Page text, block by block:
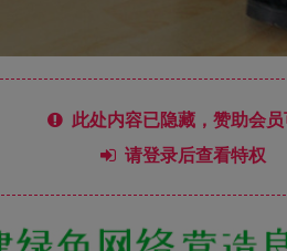
此处内容已隐藏，赞助会
请登录后查看特权